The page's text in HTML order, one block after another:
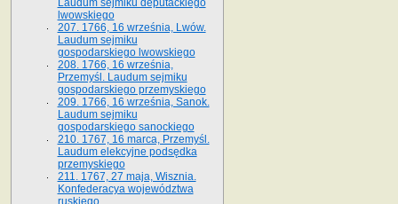
Laudum sejmiku deputackiego
lwowskiego
207. 1766, 16 września, Lwów.
Laudum sejmiku
gospodarskiego lwowskiego
208. 1766, 16 września,
Przemyśl. Laudum sejmiku
gospodarskiego przemyskiego
209. 1766, 16 września, Sanok.
Laudum sejmiku
gospodarskiego sanockiego
210. 1767, 16 marca, Przemyśl.
Laudum elekcyjne podsędka
przemyskiego
211. 1767, 27 maja, Wisznia.
Konfederacya województwa
ruskiego